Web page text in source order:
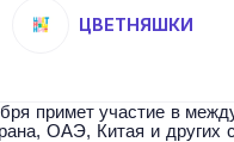
ЦВЕТНЯШКИ
примет участие в
ОАЭ, Китая и других